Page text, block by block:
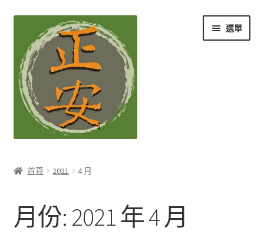
覽
列
要
內
容
選單
膳Ｉ養生藥膳
首頁 2021 4 月
月份: 2021 年 4 月